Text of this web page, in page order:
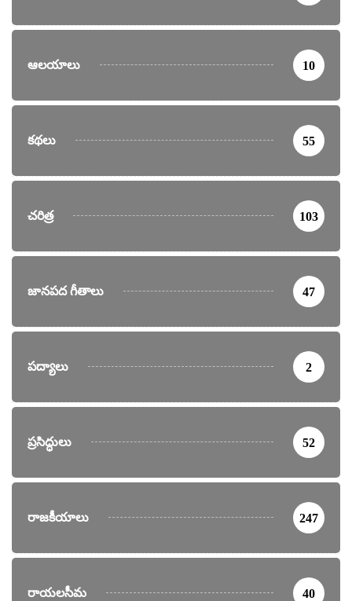
ఆలయాలు 10
కథలు 55
చరిత్ర 103
జానపద గీతాలు 47
పద్యాలు 2
ప్రసిద్ధులు 52
రాజకీయాలు 247
రాయలసీమ 40